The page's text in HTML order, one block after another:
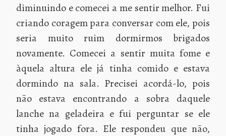
diminuindo e comecei a me sentir melhor. Fui
criando coragem para conversar com ele, pois
seria muito ruim dormirmos brigados
novamente. Comecei a sentir muita fome e
àquela altura ele já tinha comido e estava
dormindo na sala. Precisei acordá-lo, pois
não estava encontrando a sobra daquele
lanche na geladeira e fui perguntar se ele
tinha jogado fora. Ele respondeu que não,